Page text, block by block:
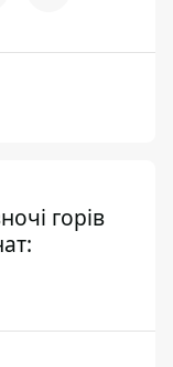
горів